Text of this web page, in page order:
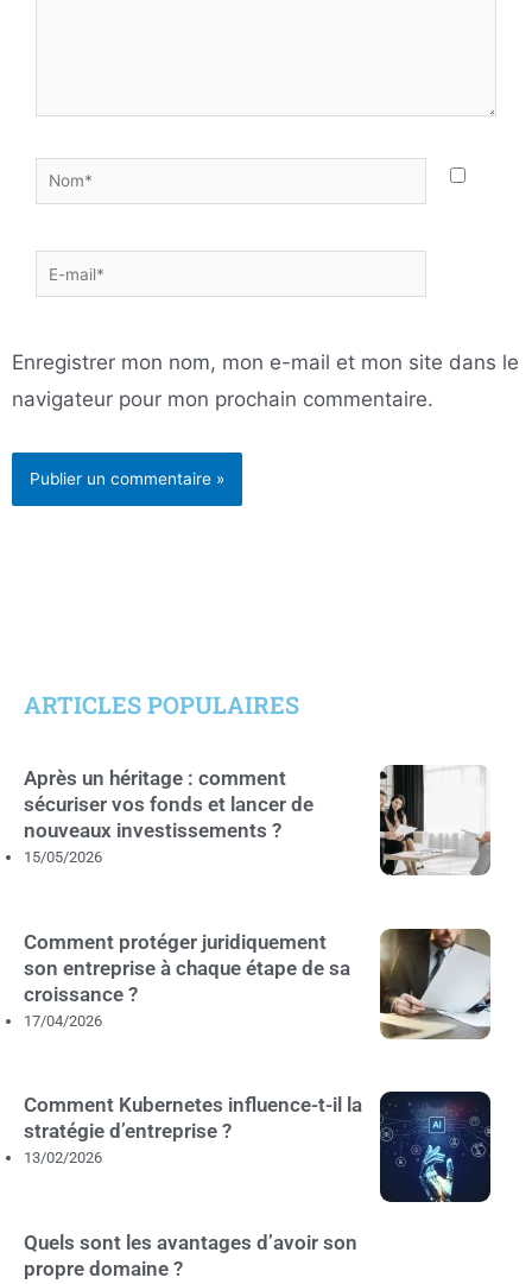
Nom*
E-
mail*
Enregistrer mon nom, mon e-mail et mon site dans le
navigateur pour mon prochain commentaire.
ARTICLES POPULAIRES
Après un héritage : comment
sécuriser vos fonds et lancer de
nouveaux investissements ?
15/05/2026
Comment protéger juridiquement
son entreprise à chaque étape de sa
croissance ?
17/04/2026
Comment Kubernetes influence-t-il la
stratégie d’entreprise ?
13/02/2026
Quels sont les avantages d’avoir son
propre domaine ?